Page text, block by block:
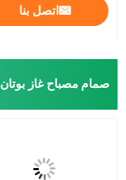
اتصل بنا
صمام مصباح غاز بوتان